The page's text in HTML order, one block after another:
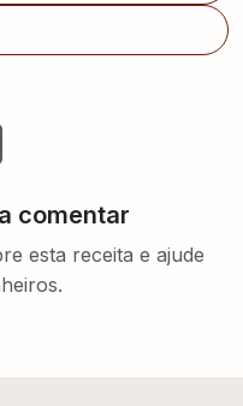
comentar
esta receita e ajude